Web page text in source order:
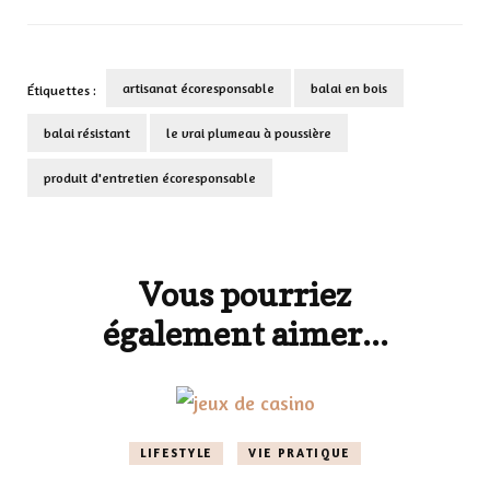
Étiquettes : artisanat écoresponsable balai en bois
balai résistant le vrai plumeau à poussière
produit d'entretien écoresponsable
Vous pourriez
également aimer...
LIFESTYLE VIE PRATIQUE